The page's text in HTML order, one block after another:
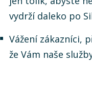
vydrží daleko po
Vážení zákazníci,
že Vám naše